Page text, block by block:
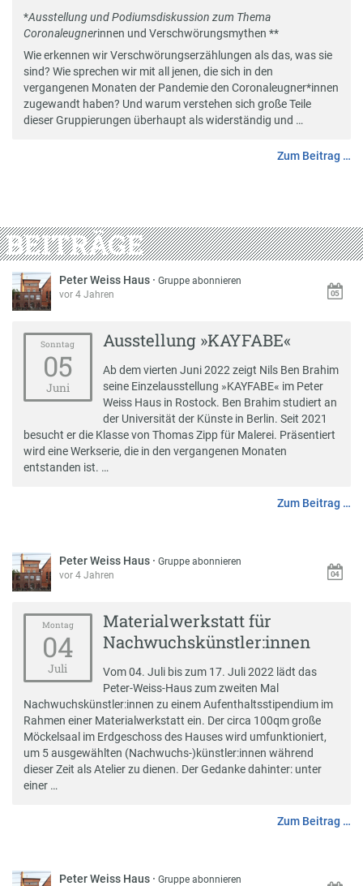
*Ausstellung und Podiumsdiskussion zum Thema
Coronaleugnerinnen und Verschwörungsmythen **
Wie erkennen wir Verschwörungserzählungen als das, was sie
sind? Wie sprechen wir mit all jenen, die sich in den
vergangenen Monaten der Pandemie den Coronaleugner*innen
zugewandt haben? Und warum verstehen sich große Teile
dieser Gruppierungen überhaupt als widerständig und …
Zum Beitrag …
BEITRÄGE
Peter Weiss Haus ·Gruppe abonnieren
vor 4 Jahren
Sonntag
05
Juni
Ausstellung »KAYFABE«
Ab dem vierten Juni 2022 zeigt Nils Ben Brahim
seine Einzelausstellung »KAYFABE« im Peter
Weiss Haus in Rostock. Ben Brahim studiert an
der Universität der Künste in Berlin. Seit 2021
besucht er die Klasse von Thomas Zipp für Malerei. Präsentiert
wird eine Werkserie, die in den vergangenen Monaten
entstanden ist. …
Zum Beitrag …
Peter Weiss Haus ·Gruppe abonnieren
vor 4 Jahren
Montag
04
Juli
Materialwerkstatt für
Nachwuchskünstler:innen
Vom 04. Juli bis zum 17. Juli 2022 lädt das
Peter-Weiss-Haus zum zweiten Mal
Nachwuchskünstler:innen zu einem Aufenthaltsstipendium im
Rahmen einer Materialwerkstatt ein. Der circa 100qm große
Möckelsaal im Erdgeschoss des Hauses wird umfunktioniert,
um 5 ausgewählten (Nachwuchs-)künstler:innen während
dieser Zeit als Atelier zu dienen. Der Gedanke dahinter: unter
einer …
Zum Beitrag …
Peter Weiss Haus ·Gruppe abonnieren